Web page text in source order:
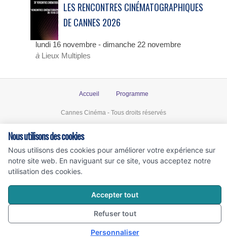
LES RENCONTRES CINÉMATOGRAPHIQUES
DE CANNES 2026
lundi 16 novembre - dimanche 22 novembre
à Lieux Multiples
Accueil Programme
Cannes Cinéma - Tous droits réservés
Nous utilisons des cookies
Nous utilisons des cookies pour améliorer votre expérience sur
notre site web. En naviguant sur ce site, vous acceptez notre
utilisation des cookies.
Accepter tout
Refuser tout
Personnaliser